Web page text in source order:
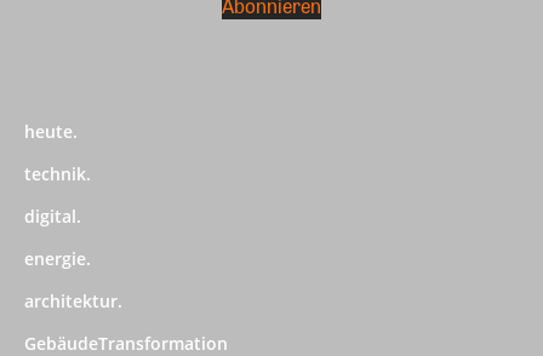
heute.
technik.
digital.
energie.
architektur.
GebäudeTransformation